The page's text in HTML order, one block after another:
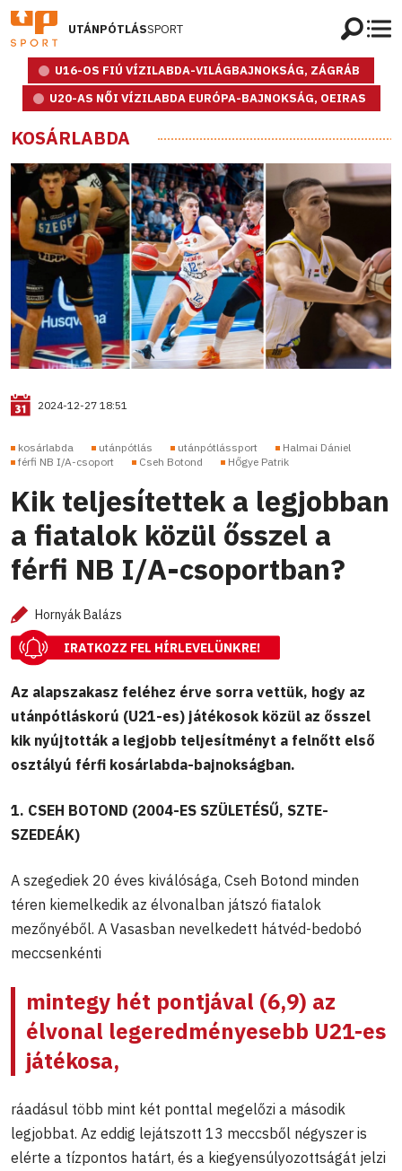
UTÁNPÓTLÁSSPORT
U16-OS FIÚ VÍZILABDA-VILÁGBAJNOKSÁG, ZÁGRÁB
U20-AS NŐI VÍZILABDA EURÓPA-BAJNOKSÁG, OEIRAS
KOSÁRLABDA
2024-12-27 18:51
kosárlabda utánpótlás utánpótlássport
Halmai Dániel
férfi NB I/A-csoport
Cseh Botond Hőgye Patrik
Kik teljesítettek a legjobban
a fiatalok közül ősszel a
férfi NB I/A-csoportban?
Hornyák Balázs
IRATKOZZ FEL HÍRLEVELÜNKRE!
Az alapszakasz feléhez érve sorra vettük, hogy az
utánpótláskorú (U21-es) játékosok közül az ősszel
kik nyújtották a legjobb teljesítményt a felnőtt első
osztályú férfi kosárlabda-bajnokságban.
1. CSEH BOTOND (2004-ES SZÜLETÉSŰ, SZTE-
SZEDEÁK)
A szegediek 20 éves kiválósága, Cseh Botond minden
téren kiemelkedik az élvonalban játszó fiatalok
mezőnyéből. A Vasasban nevelkedett hátvéd-bedobó
meccsenkénti
mintegy hét pontjával (6,9) az
élvonal legeredményesebb U21-es
játékosa,
ráadásul több mint két ponttal megelőzi a második
legjobbat. Az eddig lejátszott 13 meccsből négyszer is
elérte a tízpontos határt, és a kiegyensúlyozottságát jelzi